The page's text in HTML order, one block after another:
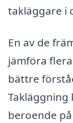
takläggare i
En av de
jämföra
bättre
Takläggning
beroende